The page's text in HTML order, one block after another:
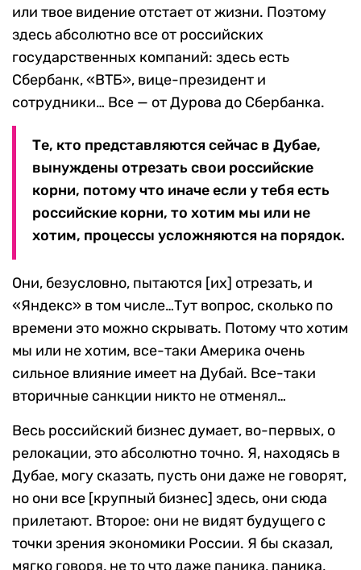
или твое видение отстает от жизни. Поэтому
здесь абсолютно все от российских
государственных компаний: здесь есть
Сбербанк, «ВТБ», вице-президент и
сотрудники… Все — от Дурова до Сбербанка.
Те, кто представляются сейчас в Дубае,
вынуждены отрезать свои российские
корни, потому что иначе если у тебя есть
российские корни, то хотим мы или не
хотим, процессы усложняются на порядок.
Они, безусловно, пытаются [их] отрезать, и
«Яндекс» в том числе…Тут вопрос, сколько по
времени это можно скрывать. Потому что хотим
мы или не хотим, все-таки Америка очень
сильное влияние имеет на Дубай. Все-таки
вторичные санкции никто не отменял…
Весь российский бизнес думает, во-первых, о
релокации, это абсолютно точно. Я, находясь в
Дубае, могу сказать, пусть они даже не говорят,
но они все [крупный бизнес] здесь, они сюда
прилетают. Второе: они не видят будущего с
точки зрения экономики России. Я бы сказал,
мягко говоря, не то что даже паника, паника,